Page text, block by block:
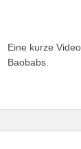
Eine kurze
Baobabs.